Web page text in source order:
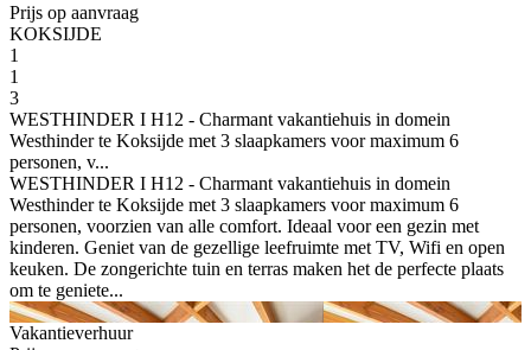
Prijs op aanvraag
KOKSIJDE
1
1
3
WESTHINDER I H12 - Charmant vakantiehuis in domein
Westhinder te Koksijde met 3 slaapkamers voor maximum 6
personen, v...
WESTHINDER I H12 - Charmant vakantiehuis in domein
Westhinder te Koksijde met 3 slaapkamers voor maximum 6
personen, voorzien van alle comfort. Ideaal voor een gezin met
kinderen. Geniet van de gezellige leefruimte met TV, Wifi en open
keuken. De zongerichte tuin en terras maken het de perfecte plaats
om te geniete...
Vakantieverhuur